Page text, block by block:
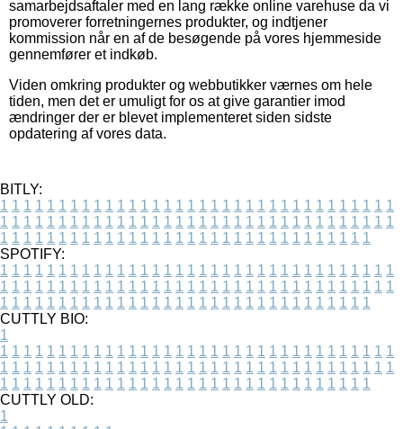
samarbejdsaftaler med en lang række online varehuse da vi
promoverer forretningernes produkter, og indtjener
kommission når en af de besøgende på vores hjemmeside
gennemfører et indkøb.
Viden omkring produkter og webbutikker værnes om hele
tiden, men det er umuligt for os at give garantier imod
ændringer der er blevet implementeret siden sidste
opdatering af vores data.
BITLY:
1 1 1 1 1 1 1 1 1 1 1 1 1 1 1 1 1 1 1 1 1 1 1 1 1 1 1 1 1 1 1 1 1 1
1 1 1 1 1 1 1 1 1 1 1 1 1 1 1 1 1 1 1 1 1 1 1 1 1 1 1 1 1 1 1 1 1 1
1 1 1 1 1 1 1 1 1 1 1 1 1 1 1 1 1 1 1 1 1 1 1 1 1 1 1 1 1 1 1 1
SPOTIFY:
1 1 1 1 1 1 1 1 1 1 1 1 1 1 1 1 1 1 1 1 1 1 1 1 1 1 1 1 1 1 1 1 1 1
1 1 1 1 1 1 1 1 1 1 1 1 1 1 1 1 1 1 1 1 1 1 1 1 1 1 1 1 1 1 1 1 1 1
1 1 1 1 1 1 1 1 1 1 1 1 1 1 1 1 1 1 1 1 1 1 1 1 1 1 1 1 1 1 1 1
CUTTLY BIO:
1
1 1 1 1 1 1 1 1 1 1 1 1 1 1 1 1 1 1 1 1 1 1 1 1 1 1 1 1 1 1 1 1 1 1
1 1 1 1 1 1 1 1 1 1 1 1 1 1 1 1 1 1 1 1 1 1 1 1 1 1 1 1 1 1 1 1 1 1
1 1 1 1 1 1 1 1 1 1 1 1 1 1 1 1 1 1 1 1 1 1 1 1 1 1 1 1 1 1 1 1
CUTTLY OLD:
1